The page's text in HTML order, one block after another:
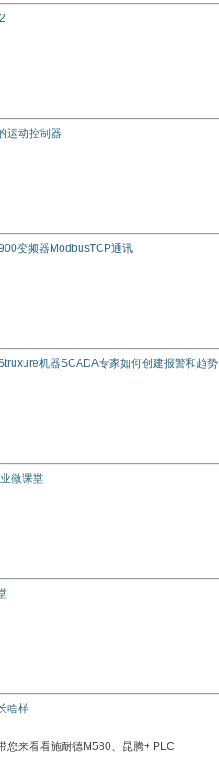
运动控制器
变频器ModbusTCP通讯
机器SCADA专家如何创建报警和趋势
微课堂
啥样
您来看看施耐德M580、昆腾+ PLC